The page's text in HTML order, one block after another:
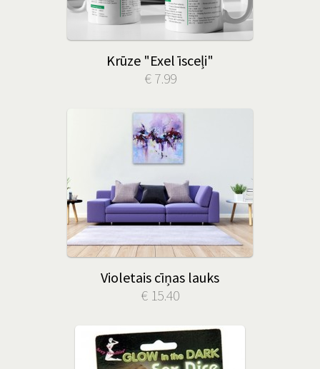
Krūze "Exel īsceļi"
€ 7.99
Violetais cīņas lauks
€ 15.40